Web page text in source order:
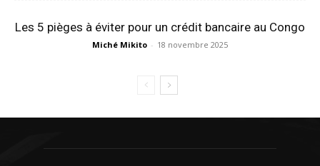
Les 5 pièges à éviter pour un crédit bancaire au Congo
Miché Mikito - 18 novembre 2025